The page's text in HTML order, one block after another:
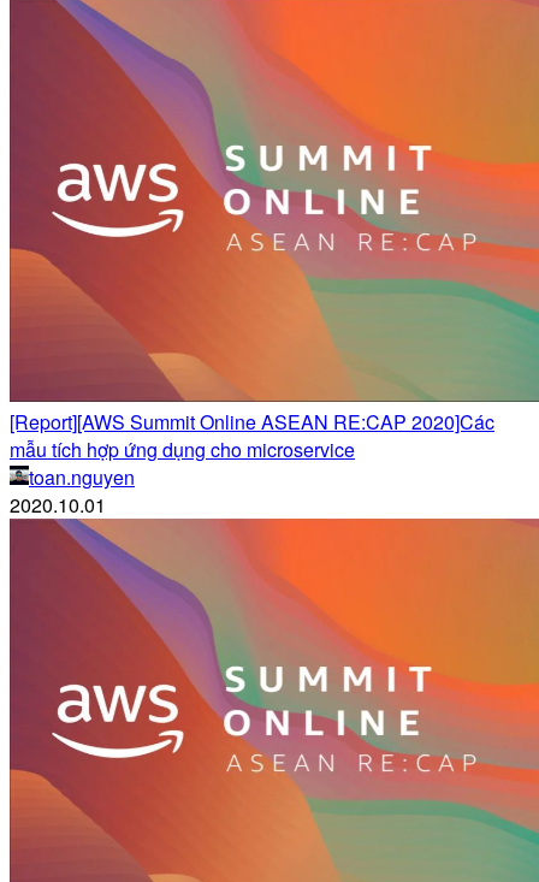
[Report][AWS Summit Online ASEAN RE:CAP 2020]Các
mẫu tích hợp ứng dụng cho microservice
toan.nguyen
2020.10.01